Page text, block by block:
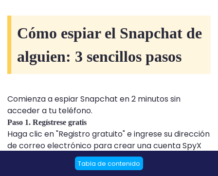
Cómo espiar el Snapchat de
alguien: 3 sencillos pasos
Comienza a espiar Snapchat en 2 minutos sin
acceder a tu teléfono.
Paso 1. Regístrese gratis
Haga clic en "Registro gratuito" e ingrese su dirección
de correo electrónico para crear una cuenta SpyX
Tabla de contenido